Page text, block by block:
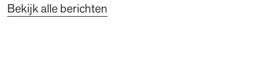
Bekijk alle berichten